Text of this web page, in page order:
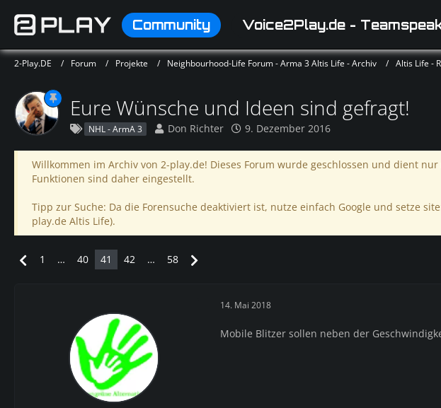
Community Voice2Play.de -
2-Play.DE Forum Projekte Neighbourhood-Life Forum - Arma 3 Altis Life - Archiv Altis Life -
Eure Wünsche und Ideen sind gefragt!
NHL - ArmA 3 Don Richter 9. Dezember 2016
Willkommen im Archiv von 2-play.de! Dieses Forum wurde geschlossen und dient
Funktionen sind daher eingestellt.
Tipp zur Suche: Da die Forensuche deaktiviert ist, nutze einfach Google und setze
play.de Altis Life).
1 … 40 41 42 … 58
14. Mai 2018
Mobile Blitzer sollen neben der